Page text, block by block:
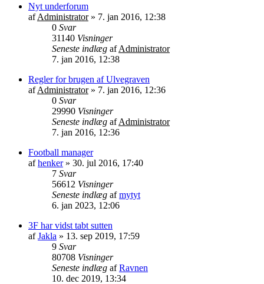
Nyt underforum
afAdministrator» 7. jan 2016, 12:38
0 Svar
31140 Visninger
Seneste indlæg afAdministrator
7. jan 2016, 12:38
Regler for brugen af Ulvegraven
afAdministrator» 7. jan 2016, 12:36
0 Svar
29990 Visninger
Seneste indlæg afAdministrator
7. jan 2016, 12:36
Football manager
afhenker» 30. jul 2016, 17:40
7 Svar
56612 Visninger
Seneste indlæg afmytyt
6. jan 2023, 12:06
3F har vidst tabt sutten
afJakla » 13. sep 2019, 17:59
9 Svar
80708 Visninger
Seneste indlæg afRavnen
10. dec 2019, 13:34